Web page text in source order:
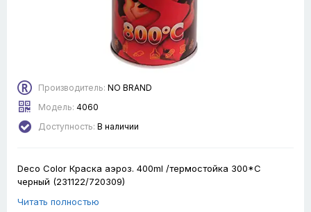
Производитель: NO BRAND
Модель: 4060
Доступность: В наличии
Deco Color Краска аэроз. 400ml /термостойка 300*С
черный (231122/720309)
Читать полностью